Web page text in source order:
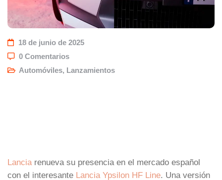
18 de junio de 2025
0 Comentarios
Automóviles, Lanzamientos
Lancia renueva su presencia en el mercado español
con el interesante Lancia Ypsilon HF Line. Una versión